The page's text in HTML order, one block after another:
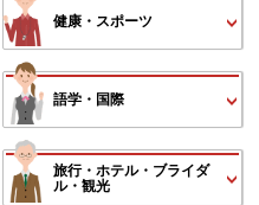
健康・スポーツ
語学・国際
旅行・ホテル・ブライダ
ル・観光